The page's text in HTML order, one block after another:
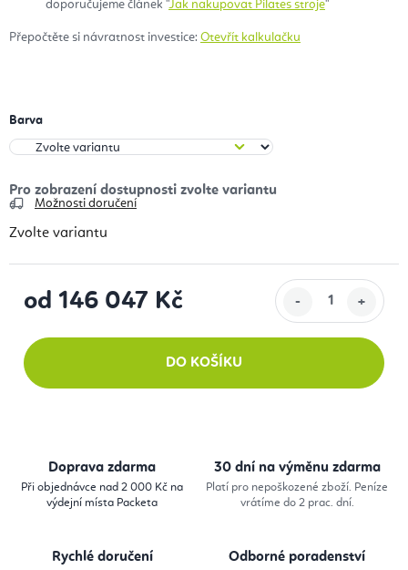
doporučujeme článek "Jak nakupovat Pilates stroje"
Přepočtěte si návratnost investice: Otevřít kalkulačku
Barva
Možnosti doručení
Zvolte variantu
od 146 047 Kč
DO KOŠÍKU
Doprava zdarma
Při objednávce nad 2 000 Kč na
výdejní místa Packeta
30 dní na výměnu zdarma
Platí pro nepoškozené zboží. Peníze
vrátíme do 2 prac. dní.
Rychlé doručení Odborné poradenství